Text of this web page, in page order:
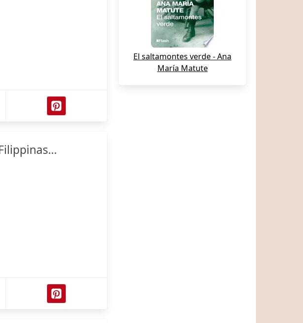
El saltamontes verde - Ana
María Matute